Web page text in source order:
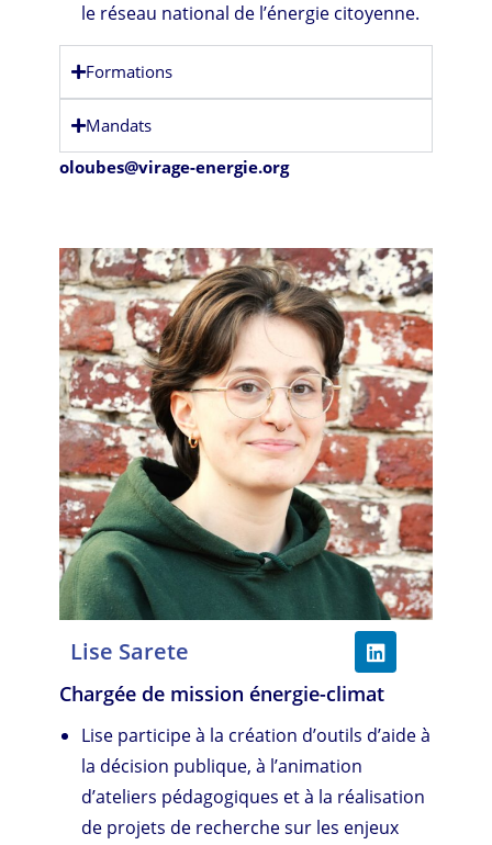
le réseau national de l’énergie citoyenne.
Formations
Mandats
oloubes@virage-energie.org
Lise Sarete
Chargée de mission énergie-climat
Lise participe à la création d’outils d’aide à
la décision publique, à l’animation
d’ateliers pédagogiques et à la réalisation
de projets de recherche sur les enjeux